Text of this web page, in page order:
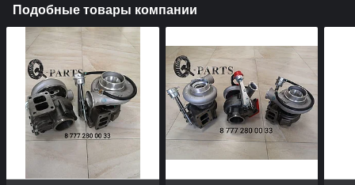
Подобные товары компании